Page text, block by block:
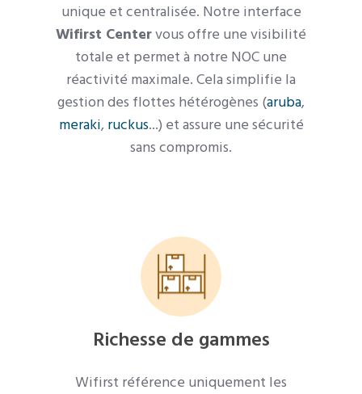
unique et centralisée. Notre interface
Wifirst Centervous offre une visibilité
totale et permet à notre NOC une
réactivité maximale. Cela simplifie la
gestion des flottes hétérogènes (aruba,
meraki, ruckus...) et assure une sécurité
sans compromis.
Richesse de gammes
Wifirst référence uniquement les